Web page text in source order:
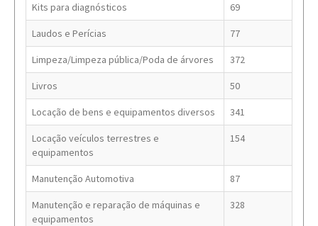
Kits para diagnósticos 69
Laudos e Perícias 77
Limpeza/Limpeza pública/Poda de árvores 372
Livros 50
Locação de bens e equipamentos diversos 341
Locação veículos terrestres e
equipamentos
154
Manutenção Automotiva 87
Manutenção e reparação de máquinas e
equipamentos
328